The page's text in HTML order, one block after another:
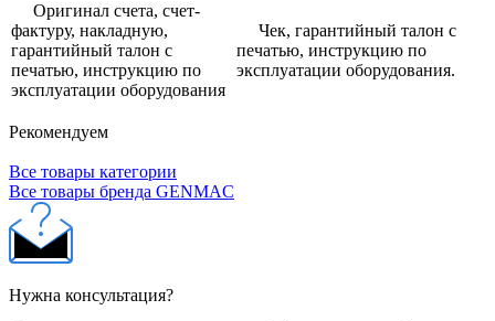
Оригинал счета, счет-
фактуру, накладную,
гарантийный талон с
печатью, инструкцию по
эксплуатации оборудования
Чек, гарантийный талон с
печатью, инструкцию по
эксплуатации оборудования.
Рекомендуем
Все товары категории
Все товары бренда GENMAC
Нужна консультация?